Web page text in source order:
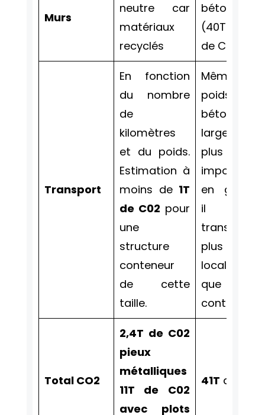
Murs
neutre car
matériaux
recyclés
béton
(40T) : 17T
de CO2
Transport
En fonction
du nombre
de
kilomètres
et du poids.
Estimation à
moins de1T
de C02 pour
une
structure
conteneur
de cette
taille.
Même si le
poids du
béton est
largement
plus
important
en général
il est
transporté
plus
localement
que les
conteneurs.
Total CO2
2,4T de C02
pieux
métalliques
11T de C02
avec plots
41T de C02